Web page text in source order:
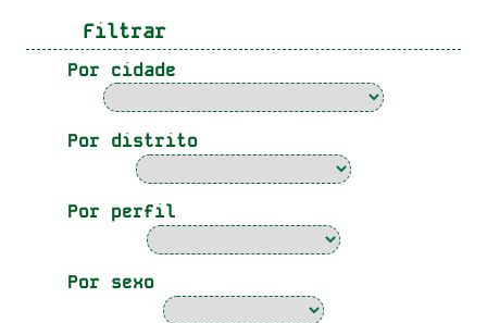
Filtrar
Por cidade
Por distrito
Por perfil
Por sexo